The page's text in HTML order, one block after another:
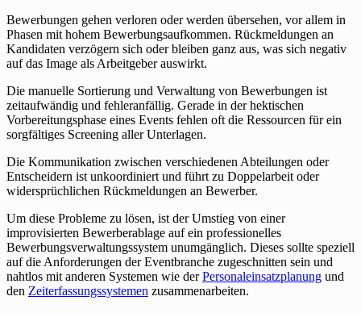
Bewerbungen gehen verloren oder werden übersehen, vor allem in
Phasen mit hohem Bewerbungsaufkommen. Rückmeldungen an
Kandidaten verzögern sich oder bleiben ganz aus, was sich negativ
auf das Image als Arbeitgeber auswirkt.
Die manuelle Sortierung und Verwaltung von Bewerbungen ist
zeitaufwändig und fehleranfällig. Gerade in der hektischen
Vorbereitungsphase eines Events fehlen oft die Ressourcen für ein
sorgfältiges Screening aller Unterlagen.
Die Kommunikation zwischen verschiedenen Abteilungen oder
Entscheidern ist unkoordiniert und führt zu Doppelarbeit oder
widersprüchlichen Rückmeldungen an Bewerber.
Um diese Probleme zu lösen, ist der Umstieg von einer
improvisierten Bewerberablage auf ein professionelles
Bewerbungsverwaltungssystem unumgänglich. Dieses sollte speziell
auf die Anforderungen der Eventbranche zugeschnitten sein und
nahtlos mit anderen Systemen wie derPersonaleinsatzplanung und
den Zeiterfassungssystemen zusammenarbeiten.